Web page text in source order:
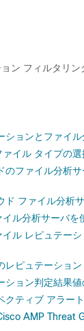
ン フィルタリ
ションとファイ
イル タイプの選
のファイル分析
ド ファイル分析
ル分析サーバ
ル レピュテー
レピュテーショ
ション判定結果
クティブ アラー
AMP Threat